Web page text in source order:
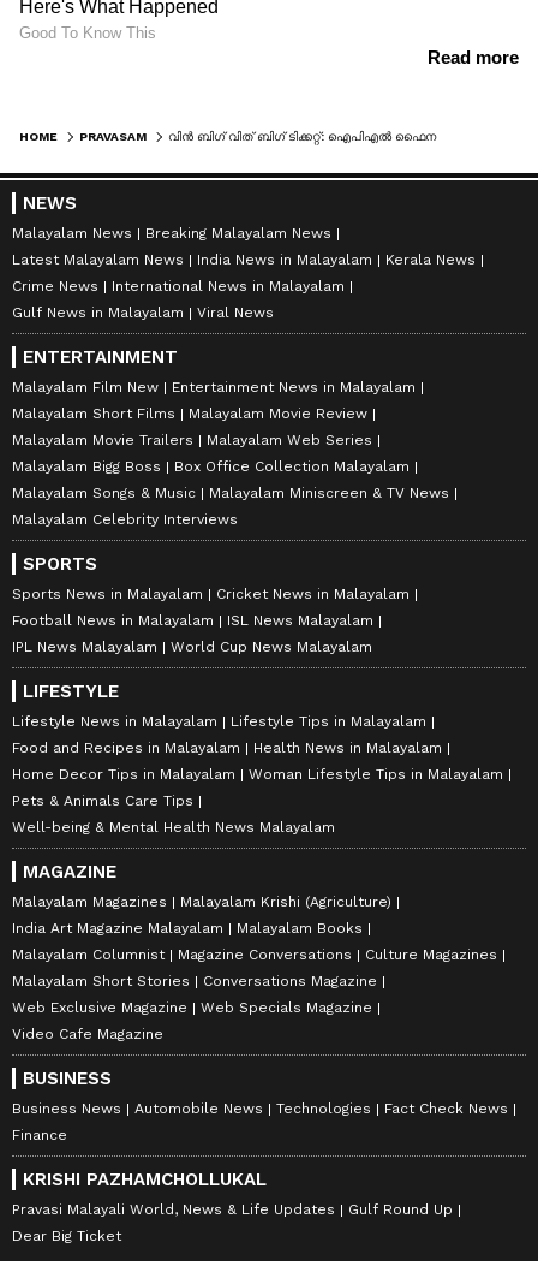
HOME PRAVASAM വിൻ ബിഗ് വിത് ബിഗ് ടിക്കറ്റ്: ഐപിഎൽ ഫൈനൽ നേരിട്ടു കണ്ട് പ്രവാസി മലയാളി
NEWS
Malayalam News
Breaking Malayalam News
Latest Malayalam News
India News in Malayalam
Kerala News
Crime News
International News in Malayalam
Gulf News in Malayalam
Viral News
ENTERTAINMENT
Malayalam Film New
Entertainment News in Malayalam
Malayalam Short Films
Malayalam Movie Review
Malayalam Movie Trailers
Malayalam Web Series
Malayalam Bigg Boss
Box Office Collection Malayalam
Malayalam Songs & Music
Malayalam Miniscreen & TV News
Malayalam Celebrity Interviews
SPORTS
Sports News in Malayalam
Cricket News in Malayalam
Football News in Malayalam
ISL News Malayalam
IPL News Malayalam
World Cup News Malayalam
LIFESTYLE
Lifestyle News in Malayalam
Lifestyle Tips in Malayalam
Food and Recipes in Malayalam
Health News in Malayalam
Home Decor Tips in Malayalam
Woman Lifestyle Tips in Malayalam
Pets & Animals Care Tips
Well-being & Mental Health News Malayalam
MAGAZINE
Malayalam Magazines
Malayalam Krishi (Agriculture)
India Art Magazine Malayalam
Malayalam Books
Malayalam Columnist
Magazine Conversations
Culture Magazines
Malayalam Short Stories
Conversations Magazine
Web Exclusive Magazine
Web Specials Magazine
Video Cafe Magazine
BUSINESS
Business News Automobile News Technologies
Fact Check News
Finance
KRISHI PAZHAMCHOLLUKAL
Pravasi Malayali World, News & Life Updates
Gulf Round Up
Dear Big Ticket